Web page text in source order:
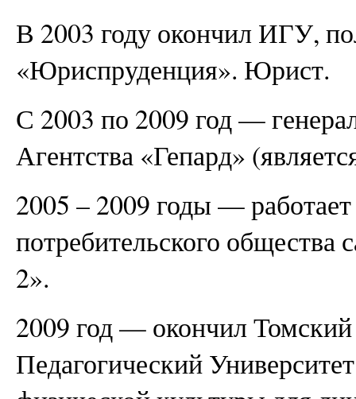
В 2003 году окончил ИГУ,
«Юриспруденция». Юрист.
С 2003 по 2009 год —
Агентства «Гепард»
2005 – 2009 годы —
потребительского
2».
2009 год — окончил
Педагогический